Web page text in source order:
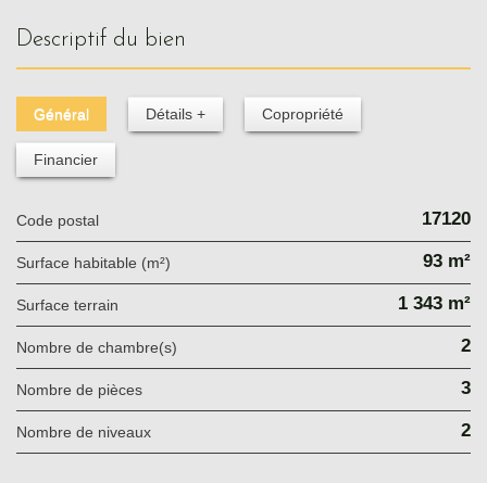
descriptif du bien
Général Détails + Copropriété
Financier
Code postal 17120
Surface habitable (m²) 93 m²
surface terrain 1 343 m²
Nombre de chambre(s) 2
Nombre de pièces 3
Nombre de niveaux 2